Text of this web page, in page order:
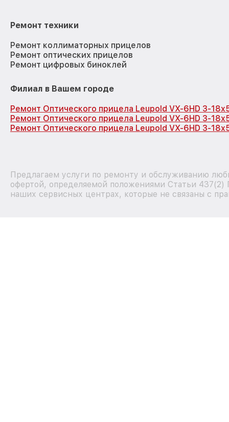
Ремонт техники
Ремонт коллиматорных прицелов
Ремонт оптических прицелов
Ремонт цифровых биноклей
Филиал в Вашем городе
Ремонт Оптического прицела Leupold VX-6HD 3-
Ремонт Оптического прицела Leupold VX-6HD 3-
Ремонт Оптического прицела Leupold VX-6HD 3-
Предлагаем услуги по ремонту и обслуживанию
офертой, определяемой положениями Статьи 437(2)
наших сервисных центрах, которые не связаны с